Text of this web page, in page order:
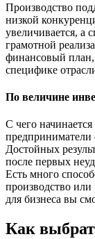
Производство
низкой
увеличивается, а
грамотной
финансовый план,
специфике
По величине
С чего
предприниматели
Достойных
после первых
Есть много
производство
для бизнеса вы
Как